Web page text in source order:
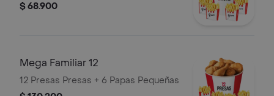
$ 68.900
Mega Familiar 12
12 Presas Presas + 6 Papas Pequeñas